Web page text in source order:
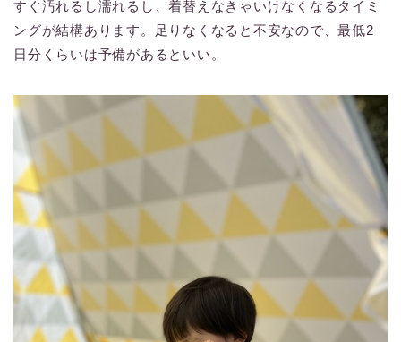
すぐ汚れるし濡れるし、着替えなきゃいけなくなるタイミ
ングが結構あります。足りなくなると不安なので、最低2
日分くらいは予備があるといい。